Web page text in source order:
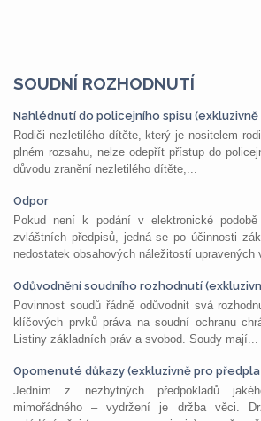
SOUDNÍ ROZHODNUTÍ
Nahlédnutí do policejního spisu
Rodiči nezletilého dítěte, který je nositelem
plném rozsahu, nelze odepřít přístup do
důvodu zranění nezletilého dítěte,...
Odpor
Pokud není k podání v elektronické
zvláštních předpisů, jedná se po účinnosti
nedostatek obsahových náležitostí upravených
Odůvodnění soudního rozhodnutí
Povinnost soudů řádně odůvodnit svá
klíčových prvků práva na soudní ochranu
Listiny základních práv a svobod. Soudy mají...
Opomenuté důkazy (exkluzivně pro
Jedním z nezbytných předpokladů
mimořádného – vydržení je držba věci.